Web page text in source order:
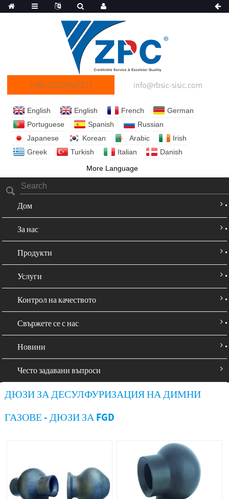
(+86) 15254687377 info@rbsic-sisic.com
English English French
German
Portuguese
Spanish
Russian
Japanese
Korean Arabic
Irish
Greek
Turkish Italian
Danish
More Language
Дом
За нас
Продукти
Услуги
Контрол на качеството
Свържете се с нас
Новини
Често задавани въпроси
ДЮЗИ ЗА ДЕСУЛФУРИЗАЦИЯ НА ДИМНИ
ГАЗОВЕ - ДЮЗИ ЗА FGD